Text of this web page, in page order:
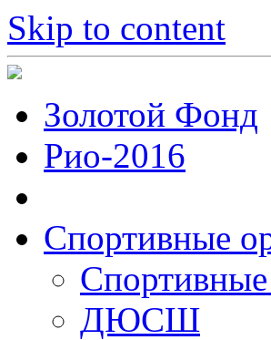
Skip to content
Золотой Фонд
Рио-2016
Спортивные
ДЮСШ